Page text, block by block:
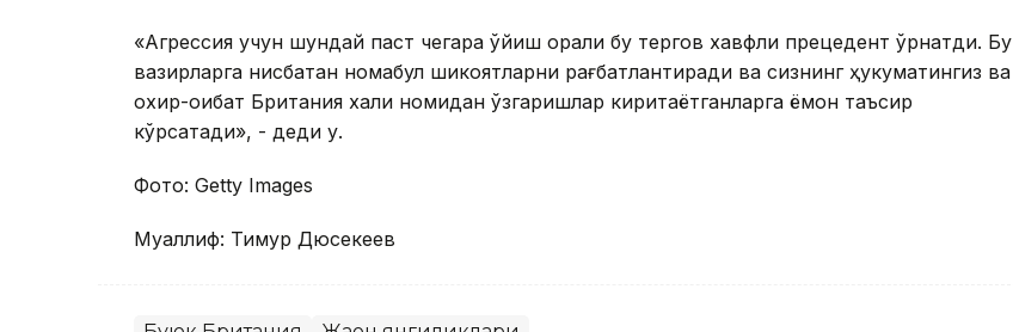
«Агрессия учун шундай паст чегара қўйиш орқали бу тергов хавфли прецедент ўрнатди. Бу
вазирларга нисбатан номақбул шикоятларни рағбатлантиради ва сизнинг ҳукуматингиз ва
охир-оқибат Британия халқи номидан ўзгаришлар киритаётганларга ёмон таъсир
кўрсатади», - деди у.
Фото: Getty Images
Муаллиф: Тимур Дюсекеев